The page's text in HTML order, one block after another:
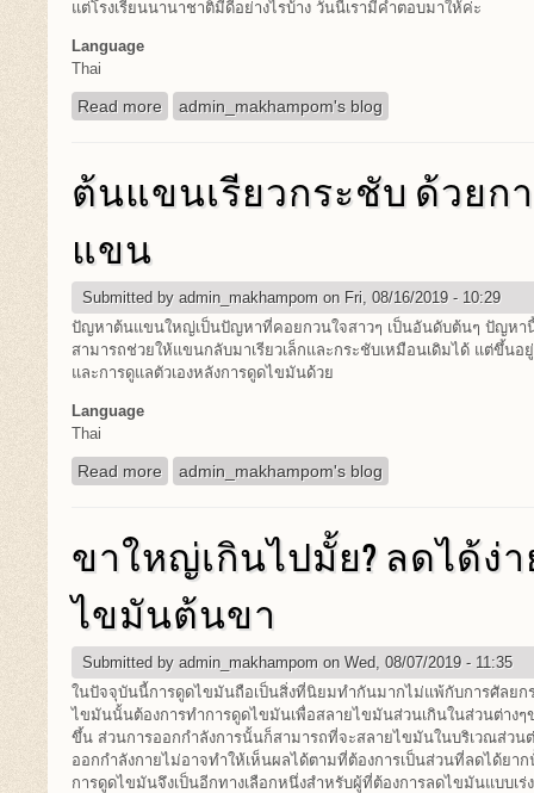
แต่โรงเรียนนานาชาติมีดีอย่างไรบ้าง วันนี้เรามีคำตอบมาให้ค่ะ
Language
Thai
Read more about โรงเรียนนานาชาติดีอย่างไร
admin_makhampom's blog
ต้นแขนเรียวกระชับ ด้วย
แขน
Submitted by admin_makhampom on Fri, 08/16/2019 - 10:29
ปัญหาต้นแขนใหญ่เป็นปัญหาที่คอยกวนใจสาวๆ เป็นอันดับต้นๆ ปัญหา
สามารถช่วยให้แขนกลับมาเรียวเล็กและกระชับเหมือนเดิมได้ แต่ขึ้น
และการดูแลตัวเองหลังการดูดไขมันด้วย
Language
Thai
Read more about ต้นแขนเรียวกระชับ ด้วยการดูดไขมันต้นแข
admin_makhampom's blog
ขาใหญ่เกินไปมั้ย? ลดได้ง่
ไขมันต้นขา
Submitted by admin_makhampom on Wed, 08/07/2019 - 11:35
ในปัจจุบันนี้การดูดไขมันถือเป็นสิ่งที่นิยมทำกันมากไม่แพ้กับการศัลย
ไขมันนั้นต้องการทำการดูดไขมันเพื่อสลายไขมันส่วนเกินในส่วนต่างๆ
ขึ้น ส่วนการออกกำลังการนั้นก็สามารถที่จะสลายไขมันในบริเวณส่วน
ออกกำลังกายไม่อาจทำให้เห็นผลได้ตามที่ต้องการเป็นส่วนที่ลดได้ย
การดูดไขมันจึงเป็นอีกทางเลือกหนึ่งสำหรับผู้ที่ต้องการลดไขมันแบบเ